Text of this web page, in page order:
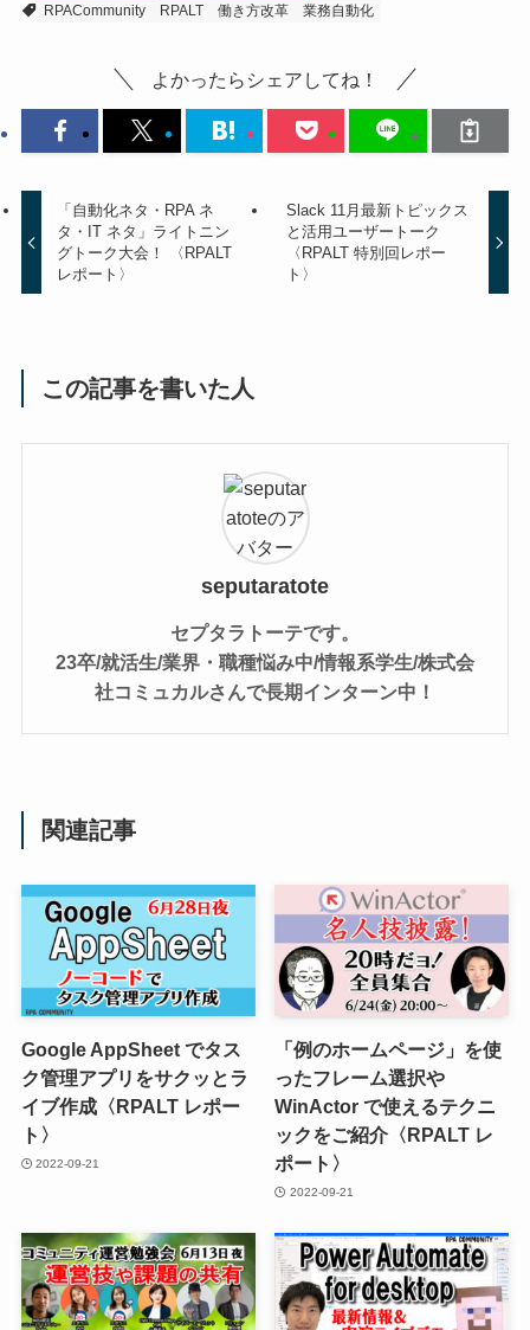
RPACommunity
RPALT 働き方改革 業務自動化
よかったらシェアしてね！
「自動化ネタ・RPA ネ
タ・IT ネタ」ライトニン
グトーク大会！ 〈RPALT
レポート〉
Slack 11月最新トピックス
と活用ユーザートーク
〈RPALT 特別回レポー
ト〉
この記事を書いた人
seputaratote
セプタラトーテです。
23卒/就活生/業界・職種悩み中/情報系学生/株式会
社コミュカルさんで長期インターン中！
関連記事
Google AppSheet でタス
ク管理アプリをサクッとラ
イブ作成〈RPALT レポー
ト〉
2022-09-21
「例のホームページ」を使
ったフレーム選択や
WinActor で使えるテクニ
ックをご紹介〈RPALT レ
ポート〉
2022-09-21